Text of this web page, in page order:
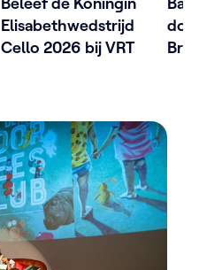
Elisabethwedstrijd
Cello 2026 bij VRT